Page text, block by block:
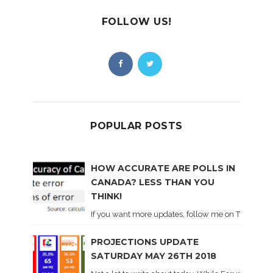
FOLLOW US!
POPULAR POSTS
HOW ACCURATE ARE POLLS IN
CANADA? LESS THAN YOU
THINK!
If you want more updates, follow me on Twitter .
PROJECTIONS UPDATE
SATURDAY MAY 26TH 2018